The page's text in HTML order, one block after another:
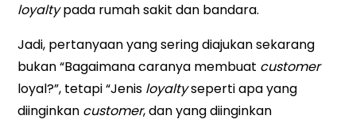
loyaltypada rumah sakit dan bandara.
Jadi, pertanyaan yang sering diajukan sekarang
bukan “Bagaimana caranya membuat customer
loyal?”, tetapi “Jenis loyaltyseperti apa yang
diinginkan customer, dan yang diinginkan